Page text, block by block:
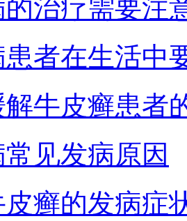
治疗需要注
者在生活中
牛皮癣患者
见发病原因
皮癣的发病症